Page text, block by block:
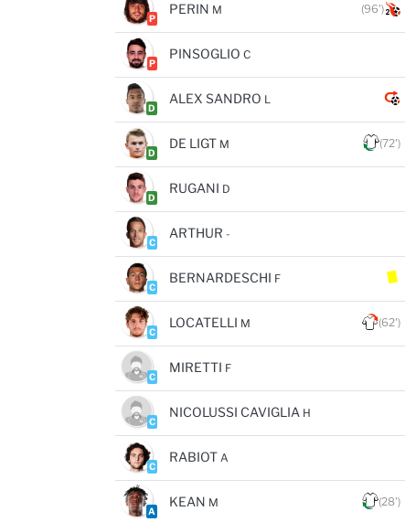
P
PERIN M (96')
P
PINSOGLIO C
D
ALEX SANDRO L
D
DE LIGT M (72')
D
RUGANI D
C
ARTHUR -
C
BERNARDESCHI F
C
LOCATELLI M (62')
C
MIRETTI F
C
NICOLUSSI CAVIGLIA H
C
RABIOT A
A
KEAN M (28')